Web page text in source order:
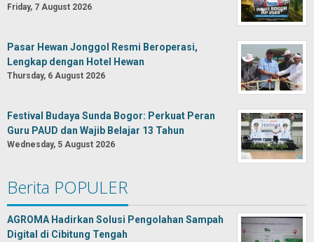
Friday, 7 August 2026
Pasar Hewan Jonggol Resmi Beroperasi,
Lengkap dengan Hotel Hewan
Thursday, 6 August 2026
Festival Budaya Sunda Bogor: Perkuat Peran
Guru PAUD dan Wajib Belajar 13 Tahun
Wednesday, 5 August 2026
Berita POPULER
AGROMA Hadirkan Solusi Pengolahan Sampah
Digital di Cibitung Tengah